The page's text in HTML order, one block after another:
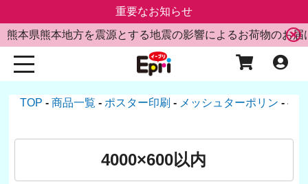
重要なお知らせ
熊本県熊本地方を震源とする地震の影響によるお荷物のお届
TOP 商品一覧 ポスター印刷 メッシュターポリン
4000×600以内